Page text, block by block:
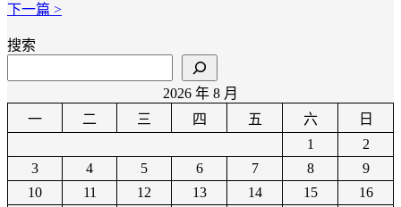
下一篇 >
搜索
2026 年 8 月
一
二 三 四 五 六
日
1
2
3
4 5 6 7 8
9
10
11 12 13 14 15
16